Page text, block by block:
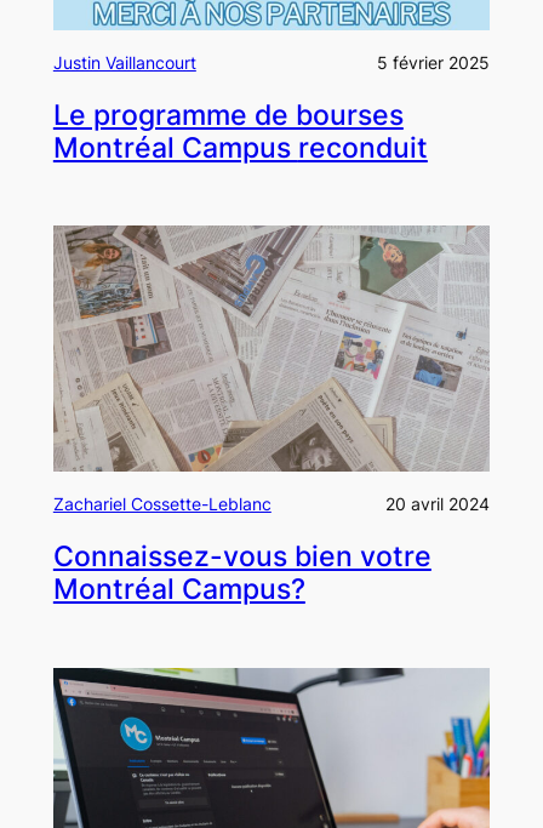
Justin Vaillancourt 5 février 2025
Le programme de bourses
Montréal Campus reconduit
Zachariel Cossette-Leblanc 20 avril 2024
Connaissez-vous bien votre
Montréal Campus?